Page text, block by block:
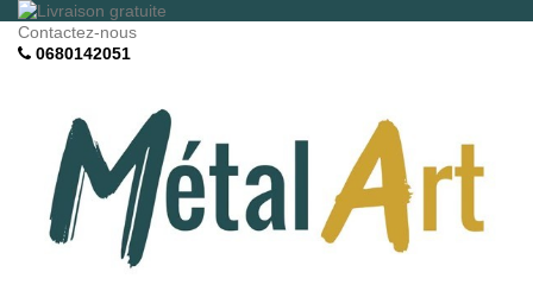
Contactez-nous
0680142051